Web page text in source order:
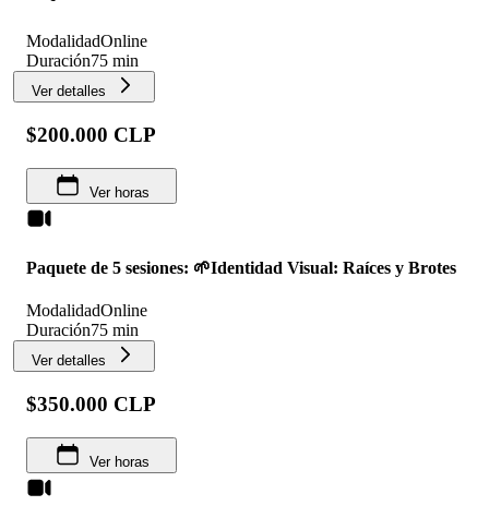
ModalidadOnline
Duración75 min
Ver detalles
$200.000 CLP
Ver horas
Paquete de 5 sesiones: 🌱Identidad Visual: Raíces y Brotes
ModalidadOnline
Duración75 min
Ver detalles
$350.000 CLP
Ver horas